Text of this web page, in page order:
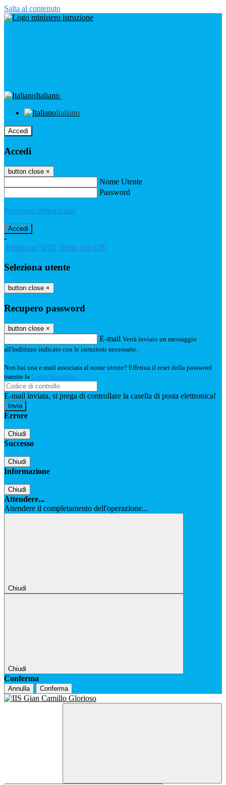
Salta al contenuto
Italiano
Italiano
Accedi
Accedi
button close ×
Nome Utente
Password
Password dimenticata?
-
Entra con SPID Entra con CIE
Seleziona utente
button close ×
Recupero password
button close ×
E-mail Verrà inviato un messaggio
all'indirizzo indicato con le istruzioni necessarie.
Non hai una e-mail associata al nome utente? Effettua il reset della password
tramite la Login Spaggiari
E-mail inviata, si prega di controllare la casella di posta elettronica!
Errore
Chiudi
Successo
Chiudi
Informazione
Chiudi
Attendere...
Attendere il completamento dell'operazione...
Chiudi
Chiudi
Conferma
Annulla Conferma